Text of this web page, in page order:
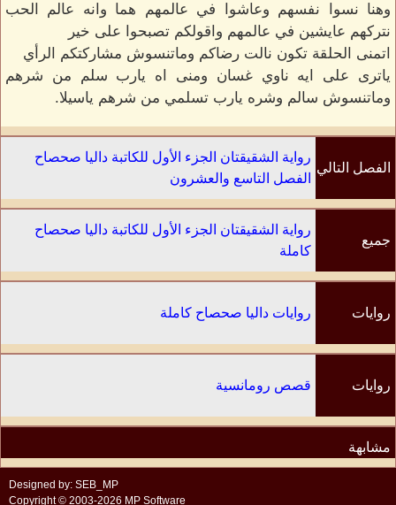
وهنا نسوا نفسهم وعاشوا في عالمهم هما وانه عالم الحب
نتركهم عايشين في عالمهم واقولكم تصبحوا على خير
اتمنى الحلقة تكون نالت رضاكم وماتنسوش مشاركتكم الرأي
ياترى على ايه ناوي غسان ومنى اه يارب سلم من شرهم
وماتنسوش سالم وشره يارب تسلمي من شرهم ياسيلا.
الفصل التالي
رواية الشقيقتان الجزء الأول للكاتبة داليا صحصاح
الفصل التاسع والعشرون
جميع
رواية الشقيقتان الجزء الأول للكاتبة داليا صحصاح
كاملة
روايات روايات داليا صحصاح كاملة
روايات
مشابهة
قصص رومانسية
Designed by: SEB_MP
Copyright © 2003-2026 MP Software